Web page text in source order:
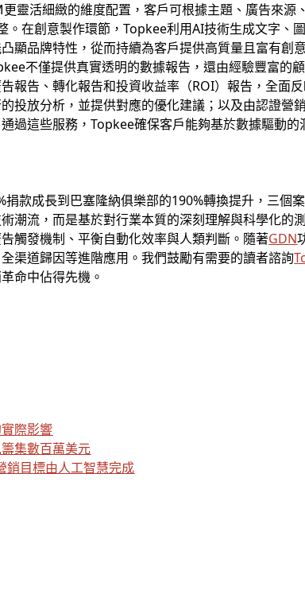
靈活細緻的維度配置，客戶可根據主題、廣告來源
在創意製作環節，Topkee利用AI技術生成文字、
顯品牌特性，從而持續為客戶提供高質量且富有創
不僅提供真實透明的數據報告，還由經驗豐富的
報告、轉化報告和投資收益率（ROI）報告，全面
投放分析，並提供對應的優化建議；以及由認證營
過這些服務，Topkee確保客戶能夠基於數據驅動
款成長到巴塞隆納俱樂部的190%轉換提升，三個
潮流，而是基於對行業本質的深刻理解與科學化的
觸發機制、平衡自動化效率與人類判斷。隨著GDN
渠道歸因等進階應用。我們鼓勵有需要的讀者諮詢
命中佔得先機。
際影響
集數百萬美元
銷目標由人工智慧完成